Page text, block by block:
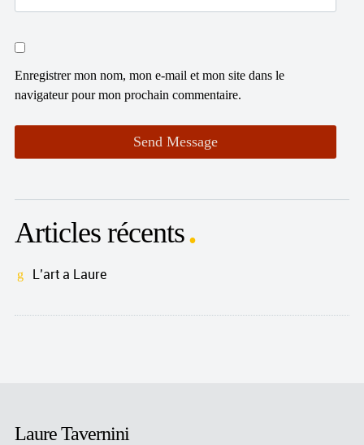
Enregistrer mon nom, mon e-mail et mon site dans le
navigateur pour mon prochain commentaire.
Articles récents
L’art a Laure
Laure Tavernini